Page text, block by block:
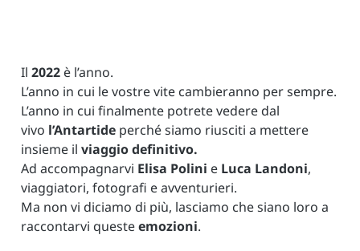
Il 2022 è l’anno.
L’anno in cui le vostre vite cambieranno per sempre.
L’anno in cui finalmente potrete vedere dal
vivo l’Antartide perché siamo riusciti a mettere
insieme il viaggio definitivo.
Ad accompagnarvi Elisa Polini e Luca Landoni,
viaggiatori, fotografi e avventurieri.
Ma non vi diciamo di più, lasciamo che siano loro a
raccontarvi questeemozioni.